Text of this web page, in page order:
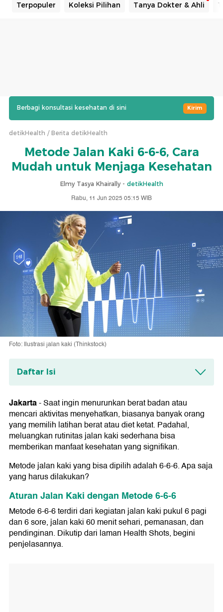
Terpopuler Koleksi Pilihan Tanya Dokter & Ahli
Berbagi konsultasi kesehatan di sini Kirim
detikHealth Berita detikHealth
Metode Jalan Kaki 6-6-6, Cara
Mudah untuk Menjaga Kesehatan
Elmy Tasya Khairally - detikHealth
Rabu, 11 Jun 2025 05:15 WIB
Foto: Ilustrasi jalan kaki (Thinkstock)
Daftar Isi
Aturan Jalan Kaki dengan Metode 6-6-6
1. Jalan Kaki Pukul 6 Pagi
2. Jalan Kaki Pukul 6 Sore
3. Jalan Kaki 60 Menit Sehari
4. Pemanasan selama 6 Menit
5. Pendinginan selama 6 Menit
Jakarta-Saat ingin menurunkan berat badan atau
mencari aktivitas menyehatkan, biasanya banyak orang
yang memilih latihan berat atau diet ketat. Padahal,
meluangkan rutinitas jalan kaki sederhana bisa
memberikan manfaat kesehatan yang signifikan.
Metode jalan kaki yang bisa dipilih adalah 6-6-6. Apa saja
yang harus dilakukan?
Aturan Jalan Kaki dengan Metode 6-6-6
Metode 6-6-6 terdiri dari kegiatan jalan kaki pukul 6 pagi
dan 6 sore, jalan kaki 60 menit sehari, pemanasan, dan
pendinginan. Dikutip dari laman Health Shots, begini
penjelasannya.